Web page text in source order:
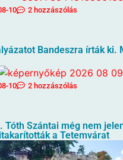
10 2 hozzászólás
Bandeszra írták ki.
10 2 hozzászólás
Tóth Szántai még nem
a Tetemvárat